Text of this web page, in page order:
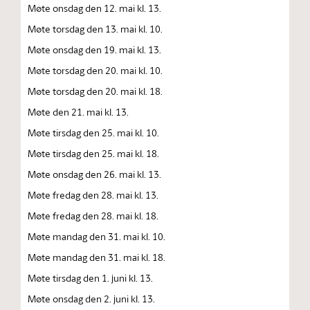
Møte onsdag den 12. mai kl. 13.
Møte torsdag den 13. mai kl. 10.
Møte onsdag den 19. mai kl. 13.
Møte torsdag den 20. mai kl. 10.
Møte torsdag den 20. mai kl. 18.
Møte den 21. mai kl. 13.
Møte tirsdag den 25. mai kl. 10.
Møte tirsdag den 25. mai kl. 18.
Møte onsdag den 26. mai kl. 13.
Møte fredag den 28. mai kl. 13.
Møte fredag den 28. mai kl. 18.
Møte mandag den 31. mai kl. 10.
Møte mandag den 31. mai kl. 18.
Møte tirsdag den 1. juni kl. 13.
Møte onsdag den 2. juni kl. 13.